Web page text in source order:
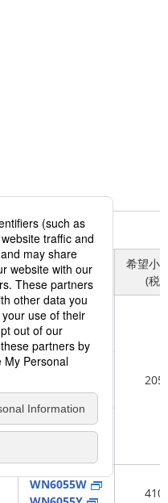
品番
希望小
(税
WN6021W
WN6021Y
205
WN6054W
WN6055W
410